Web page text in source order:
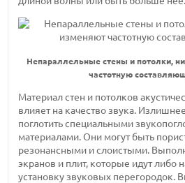
Непараллельные стены и потолки,
частотную
Материал стен и потолков
влияет на качество звука.
поглотить специальными
материалами. Они могут быть
резонансными и слоистыми.
экранов и плит, которые идут либо
установку звуковых перегородок.